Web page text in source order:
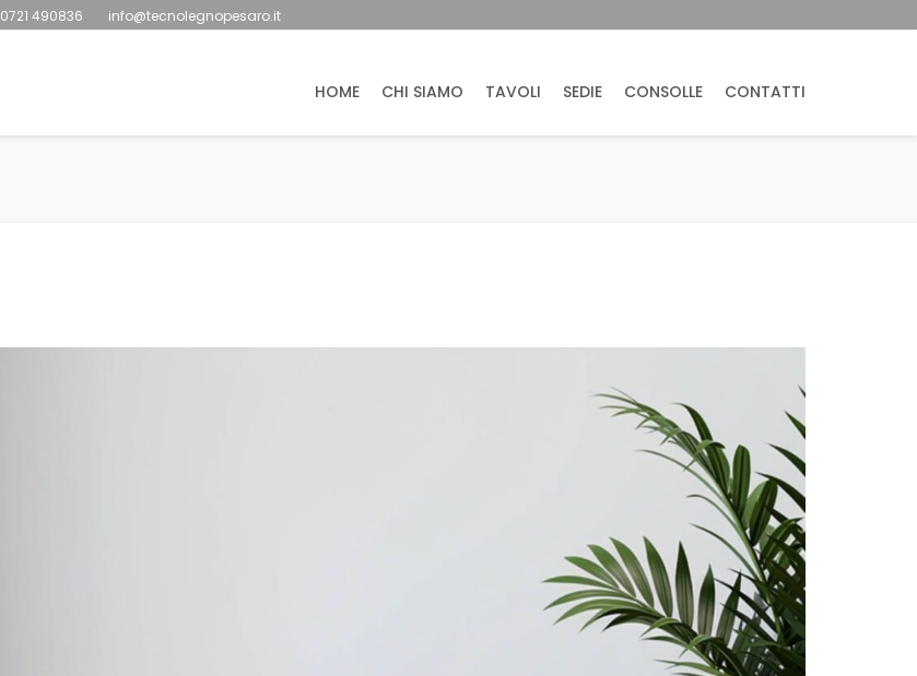
0721 490836 info@tecnolegnopesaro.it
HOME CHI SIAMO TAVOLI SEDIE CONSOLLE CONTATTI